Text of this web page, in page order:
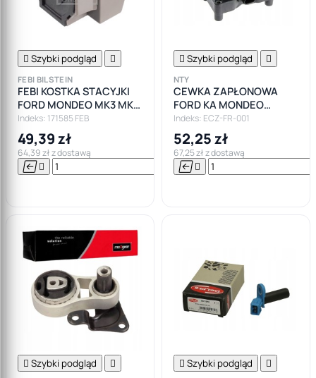
 Szybki podgląd 
FEBI BILSTEIN
FEBI KOSTKA STACYJKI
FORD MONDEO MK3 MK4
FOCUS CMSX TRANSIT
Indeks: 171585 FEB
49,39 zł
64,39 zł z dostawą
  

 Szybki podgląd 
NTY
CEWKA ZAPŁONOWA
FORD KA MONDEO
FOCUS FIESTA 1.3 1.6 1.8
2.0
Indeks: ECZ-FR-001
52,25 zł
67,25 zł z dostawą
 
 Szybki podgląd   Szybki podgląd 